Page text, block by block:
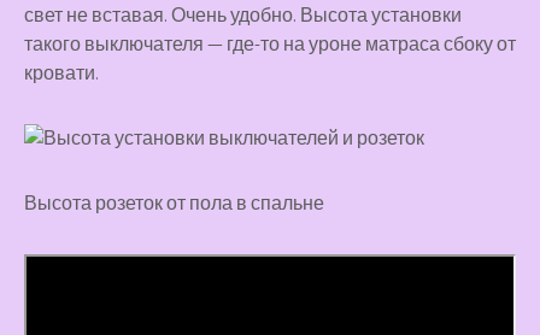
свет не вставая. Очень удобно. Высота установки
такого выключателя — где-то на уроне матраса сбоку от
кровати.
Высота розеток от пола в спальне